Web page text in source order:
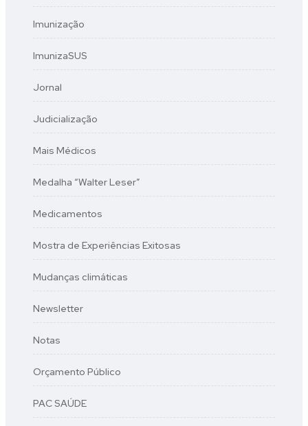
Imunização
ImunizaSUS
Jornal
Judicialização
Mais Médicos
Medalha “Walter Leser”
Medicamentos
Mostra de Experiências Exitosas
Mudanças climáticas
Newsletter
Notas
Orçamento Público
PAC SAÚDE